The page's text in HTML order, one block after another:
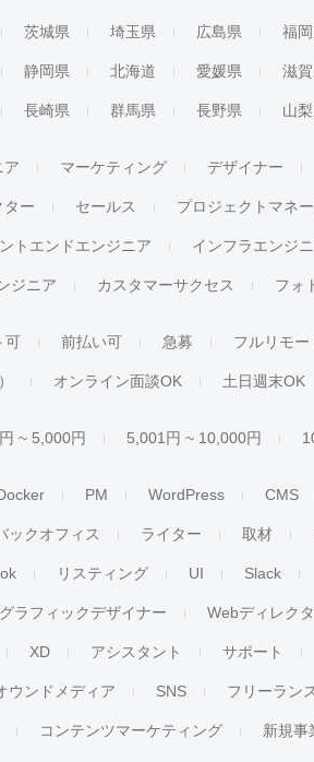
茨城県 埼玉県 広島県 福
静岡県 北海道 愛媛県 滋
長崎県 群馬県 長野県 山
ア マーケティング デザイナー
ター セールス プロジェクトマネ
トエンドエンジニア インフラエンジ
ジニア カスタマーサクセス フォ
可 前払い可 急募 フルリモー
オンライン面談OK 土日週末OK
~ 5,000円 5,001円 ~ 10,000円
PM WordPress CMS
ックオフィス ライター 取材
リスティング UI Slack
グラフィックデザイナー Webディレク
XD アシスタント サポート
ウンドメディア SNS フリーラン
コンテンツマーケティング 新規事